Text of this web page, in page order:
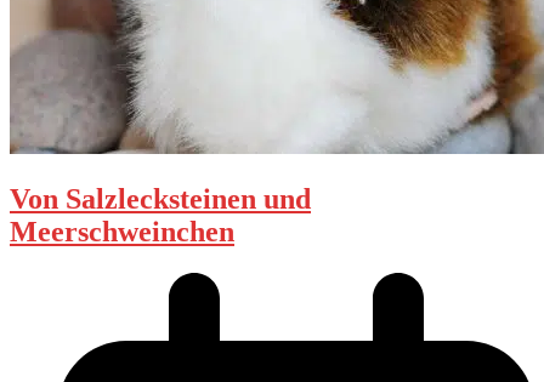
Von Salzlecksteinen und
Meerschweinchen